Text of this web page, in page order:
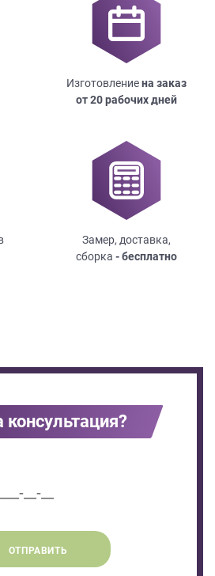
Изготовлениена заказ
от 20 рабочих дней
Замер, доставка,
сборка - бесплатно
ОТПРАВИТЬ